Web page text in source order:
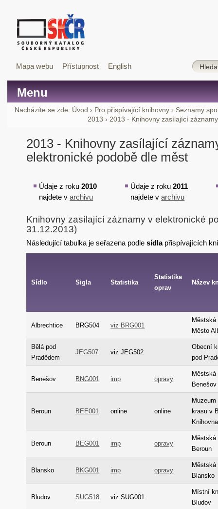
Mapa webu Přístupnost English
Menu
Nacházíte se zde: Úvod › Pro přispívající knihovny › Seznamy
2013 › 2013 - Knihovny zasílající
2013 - Knihovny zasílající
elektronické podobě dle měst
Údaje z roku2010
najdete varchivu
Údaje z roku2011
najdete varchivu
Knihovny zasílající záznamy v elektronické
31.12.2013)
Následující tabulka je seřazena podlesídlapřispívajících
Sídlo Sigla Statistika
Statistika
oprav
Název
Albrechtice BRG504 viz BRG001
Městská
Město
Bělá pod
Pradědem
JEG507 viz JEG502
Obecní
pod
Benešov BNG001 imp opravy
Městská
Benešov
Beroun BEE001 online online
krasu v
Knihovna
Beroun BEG001 imp opravy
Městská
Beroun
Blansko BKG001 imp opravy
Městská
Blansko
Bludov SUG518 viz.SUG001
Místní
Bludov